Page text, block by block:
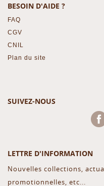
BESOIN D'AIDE ?
FAQ
CGV
CNIL
Plan du site
SUIVEZ-NOUS
LETTRE D'INFORMATION
Nouvelles collections,
promotionnelles, etc...